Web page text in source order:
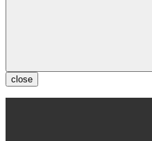
close